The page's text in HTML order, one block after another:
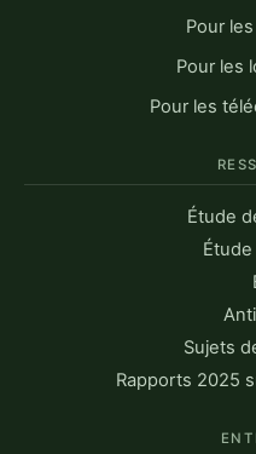
Pour
Pour les
Pour les
Étude
Étude
Sujets
Rapports 2025